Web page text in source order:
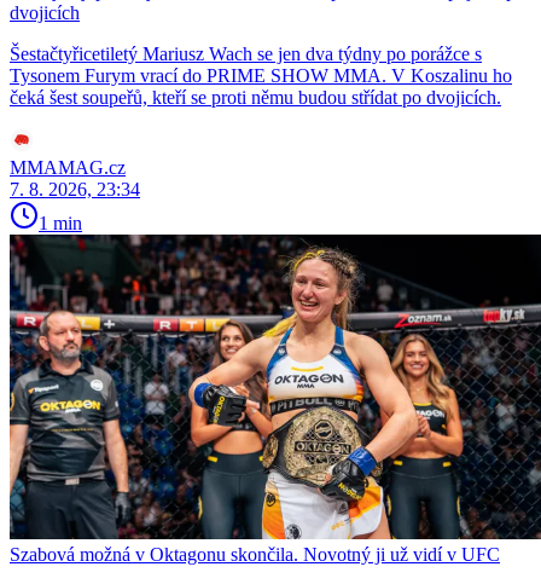
dvojicích
Šestačtyřicetiletý Mariusz Wach se jen dva týdny po porážce s
Tysonem Furym vrací do PRIME SHOW MMA. V Koszalinu ho
čeká šest soupeřů, kteří se proti němu budou střídat po dvojicích.
MMAMAG.cz
7. 8. 2026, 23:34
1 min
Szabová možná v Oktagonu skončila. Novotný ji už vidí v UFC